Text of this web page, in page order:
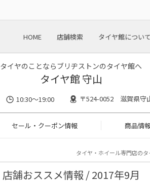
HOME 店舗検索 タイヤ館について
タイヤのことならブリヂストンのタイヤ館へ
タイヤ館 守山
10:30～19:00 〒524-0052 滋賀県守
セール・クーポン情報 商品情
タイヤ・ホイール専門店の
店舗おススメ情報 / 2017年9月